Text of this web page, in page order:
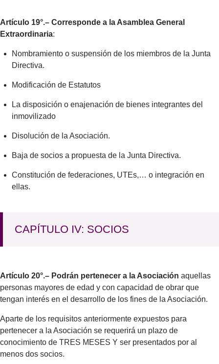
Artículo 19°.– Corresponde a la Asamblea General
Extraordinaria:
Nombramiento o suspensión de los miembros de la Junta
Directiva.
Modificación de Estatutos
La disposición o enajenación de bienes integrantes del
inmovilizado
Disolución de la Asociación.
Baja de socios a propuesta de la Junta Directiva.
Constitución de federaciones, UTEs,… o integración en
ellas.
CAPÍTULO IV: SOCIOS
Artículo 20°.– Podrán pertenecer a la Asociación aquellas
personas mayores de edad y con capacidad de obrar que
tengan interés en el desarrollo de los fines de la Asociación.
Aparte de los requisitos anteriormente expuestos para
pertenecer a la Asociación se requerirá un plazo de
conocimiento de TRES MESES Y ser presentados por al
menos dos socios.